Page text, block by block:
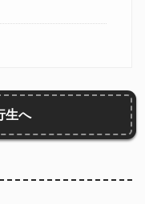
生へ